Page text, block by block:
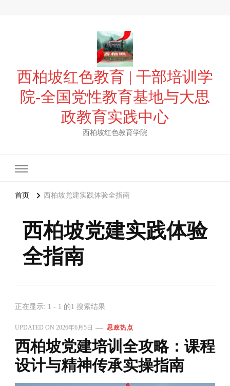
西柏坡红色教育 | 干部培训学
院-全国党性教育基地与大思
政教育实践中心
西柏坡红色教育学院
首页 西柏坡党建实践体验全指南
西柏坡党建实践体验
全指南
正在显示: 1 - 1 的1 搜索结果
UPDATED ON 2026年6月5日 思政热点
西柏坡党建培训全攻略：课程
设计与精神传承实操指南